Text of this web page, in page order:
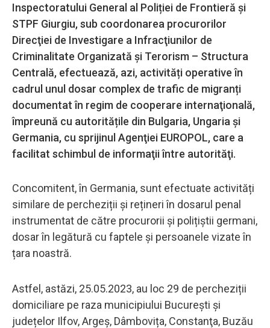
Inspectoratului General al Poliției de Frontieră și
STPF Giurgiu, sub coordonarea procurorilor
Direcţiei de Investigare a Infracţiunilor de
Criminalitate Organizată şi Terorism – Structura
Centrală, efectuează, azi, activități operative în
cadrul unul dosar complex de trafic de migranți
documentat în regim de cooperare internaţională,
împreună cu autoritățile din Bulgaria, Ungaria și
Germania, cu sprijinul Agenţiei EUROPOL, care a
facilitat schimbul de informaţii între autorităţi.
Concomitent, în Germania, sunt efectuate activități
similare de percheziții și rețineri în dosarul penal
instrumentat de către procurorii și polițiștii germani,
dosar în legătură cu faptele și persoanele vizate în
țara noastră.
Astfel, astăzi, 25.05.2023, au loc 29 de percheziții
domiciliare pe raza municipiului București și
județelor Ilfov, Argeș, Dâmbovița, Constanţa, Buzău